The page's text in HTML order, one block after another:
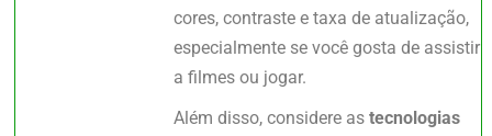
cores, contraste e taxa de atualização,
especialmente se você gosta de assistir
a filmes ou jogar.
Além disso, considere astecnologias